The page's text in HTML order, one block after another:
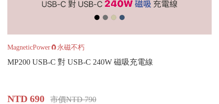
MagneticPower🧲永磁不朽
MP200 USB-C 對 USB-C 240W 磁吸充電線
NTD 690 市價NTD 790